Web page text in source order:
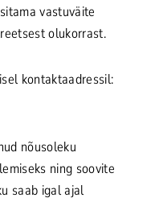
vastuväite
olukorrast.
kontaktaadressil:
nõusoleku
ning soovite
saab igal ajal